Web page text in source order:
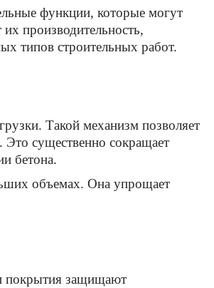
функции, которые могут
производительность,
типов строительных работ.
Такой механизм позволяет
Это существенно сокращает
бетона.
объемах. Она упрощает
покрытия защищают